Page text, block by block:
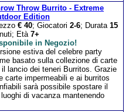
Throw Burrito - Extreme
Edition
€ 40; Giocatori 2-6; Durata 15
Età 7+
in Negozio!
estiva del celebre party
basato sulla collezione di carte
il lancio dei teneri Burritos. Grazie
carte impermeabili e ai burritos
sarà possibile spostare il
di vacanza mantenendo